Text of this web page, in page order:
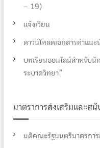
– 19)
แจ้งเวียน
ดาวน์โหลดเอกสารคำแน
บทเรียนออนไลน์สำหรับนั
ระบาดวิทยา”
มาตราการส่งเสริมและส
มติคณะรัฐมนตรีมาตรการ